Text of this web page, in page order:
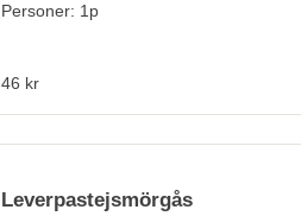
Personer: 1p
46 kr
Leverpastejsmörgås